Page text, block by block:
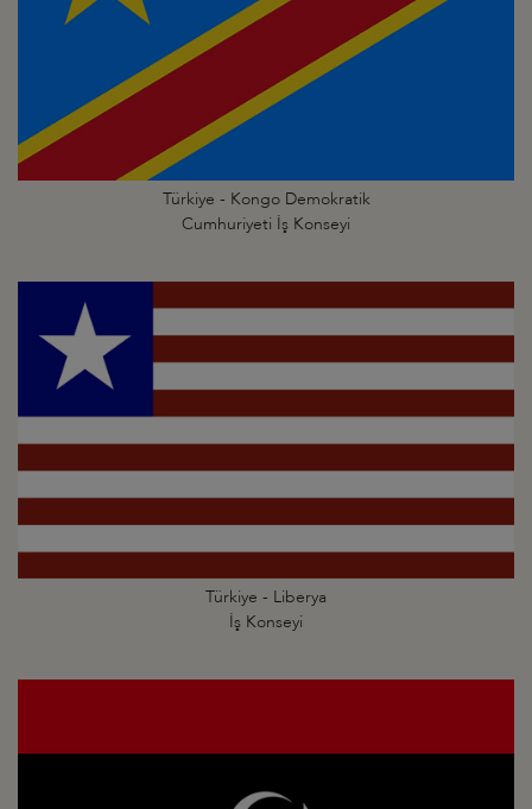
Türkiye - Kongo Demokratik
Cumhuriyeti İş Konseyi
Türkiye - Liberya
İş Konseyi